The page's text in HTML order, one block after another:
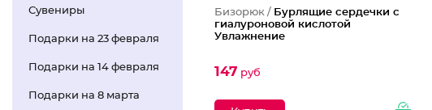
Сувениры
Подарки на 23 февраля
Подарки на 14 февраля
Подарки на 8 марта
Бизорюк / Бурлящие сердечки с
гиалуроновой кислотой
Увлажнение
147 руб